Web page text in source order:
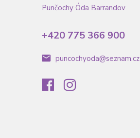
Punčochy Óda Barrandov
+420 775 366 900
puncochyoda@seznam.cz